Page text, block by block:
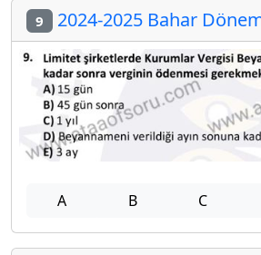
9 2024-2025 Bahar
A B C